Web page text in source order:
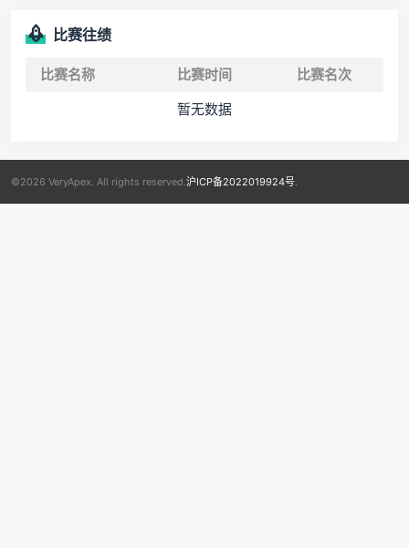
比赛往绩
比赛名称 比赛时间
比赛名次
暂无数据
©2026 VeryApex. All rights reserved. 沪ICP备2022019924号